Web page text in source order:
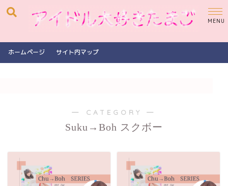
ホームページ サイト内マップ
― CATEGORY ―
Suku→Boh スクボー